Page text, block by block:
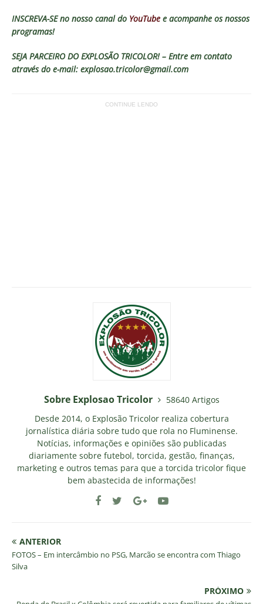
INSCREVA-SE no nosso canal do YouTube e acompanhe os nossos
programas!
SEJA PARCEIRO DO EXPLOSÃO TRICOLOR! – Entre em contato
através do e-mail: explosao.tricolor@gmail.com
CONTINUE LENDO
Sobre Explosao Tricolor
58640 Artigos
Desde 2014, o Explosão Tricolor realiza cobertura
jornalística diária sobre tudo que rola no Fluminense.
Notícias, informações e opiniões são publicadas
diariamente sobre futebol, torcida, gestão, finanças,
marketing e outros temas para que a torcida tricolor fique
bem abastecida de informações!
ANTERIOR
FOTOS – Em intercâmbio no PSG, Marcão se encontra com Thiago
Silva
PRÓXIMO